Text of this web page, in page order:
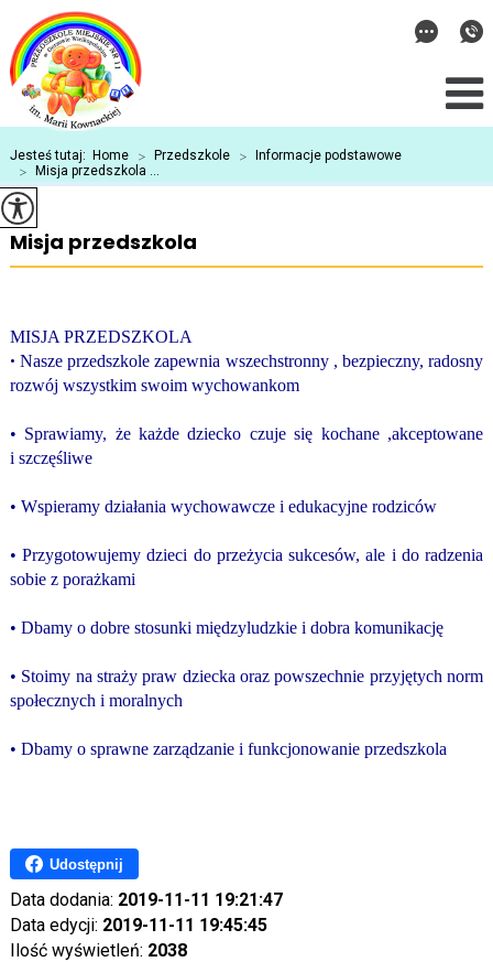
Jesteś tutaj: Home > Przedszkole > Informacje podstawowe
> Misja przedszkola ...
Misja przedszkola
MISJA PRZEDSZKOLA
•Nasze przedszkole zapewnia wszechstronny , bezpieczny, radosny
rozwój wszystkim swoim wychowankom
• Sprawiamy, że każde dziecko czuje się kochane ,akceptowane
i szczęśliwe
• Wspieramy działania wychowawcze i edukacyjne rodziców
• Przygotowujemy dzieci do przeżycia sukcesów, ale i do radzenia
sobie z porażkami
• Dbamy o dobre stosunki międzyludzkie i dobra komunikację
• Stoimy na straży praw dziecka oraz powszechnie przyjętych norm
społecznych i moralnych
• Dbamy o sprawne zarządzanie i funkcjonowanie przedszkola
Udostępnij
Data dodania: 2019-11-11 19:21:47
Data edycji: 2019-11-11 19:45:45
Ilość wyświetleń: 2038